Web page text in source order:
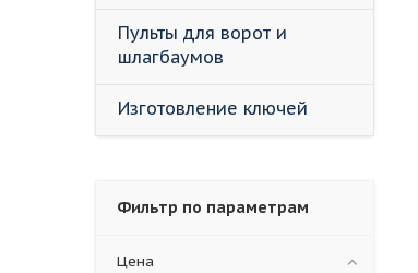
Фильтр по параметрам
Цена
Пульты для ворот и
шлагбаумов
Изготовление ключей